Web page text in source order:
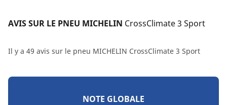
AVIS SUR LE PNEU MICHELIN CrossClimate 3 Sport
Il y a 49 avis sur le pneu MICHELIN CrossClimate 3 Sport
NOTE GLOBALE